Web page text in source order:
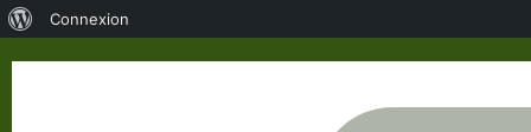
Connexion